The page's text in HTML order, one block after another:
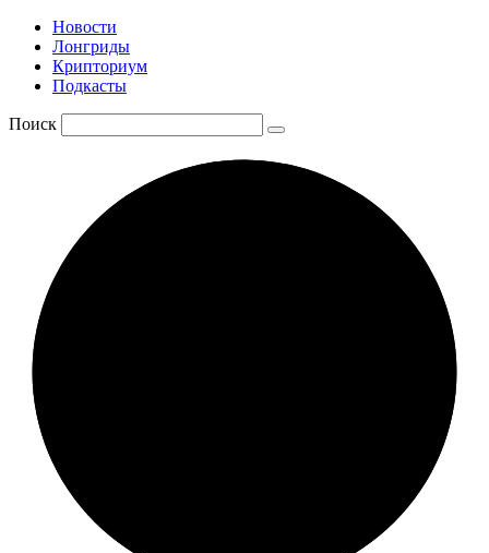
Новости
Лонгриды
Крипториум
Подкасты
Поиск